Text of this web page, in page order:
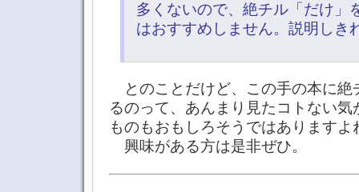
多くないので、絶チル「だけ」
はおすすめしません。説明しき
とのことだけど、この手の本に絶
るのって、あんまり見たコトない
ものもおもしろそうではありますよ
興味がある方は是非ぜひ。